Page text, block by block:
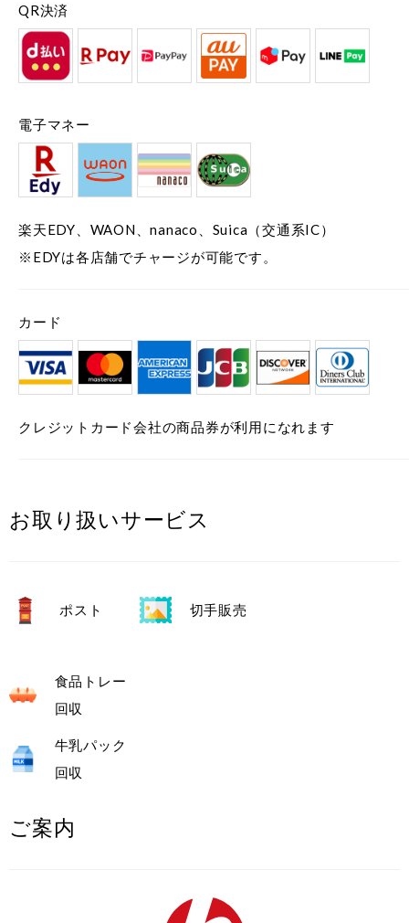
QR決済
電子マネー
楽天EDY、WAON、nanaco、Suica（交通系IC）
※EDYは各店舗でチャージが可能です。
カード
クレジットカード会社の商品券が利用になれます
お取り扱いサービス
ポスト 切手販売
食品トレー
回収
牛乳パック
回収
ご案内